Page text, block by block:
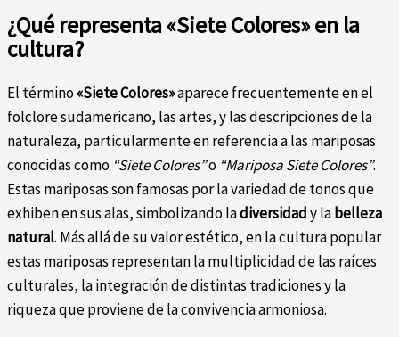
¿Qué representa «Siete Colores» en la
cultura?
El término«Siete Colores»aparece frecuentemente en el
folclore sudamericano, las artes, y las descripciones de la
naturaleza, particularmente en referencia a las mariposas
conocidas como “Siete Colores”o “Mariposa Siete Colores”.
Estas mariposas son famosas por la variedad de tonos que
exhiben en sus alas, simbolizando ladiversidady labelleza
natural. Más allá de su valor estético, en la cultura popular
estas mariposas representan la multiplicidad de las raíces
culturales, la integración de distintas tradiciones y la
riqueza que proviene de la convivencia armoniosa.